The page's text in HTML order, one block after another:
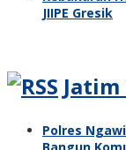
JIIPE Gresik
Polres